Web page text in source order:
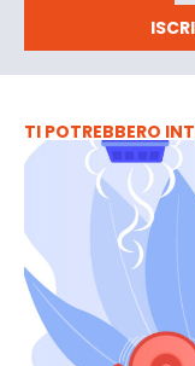
TI POTREBBERO